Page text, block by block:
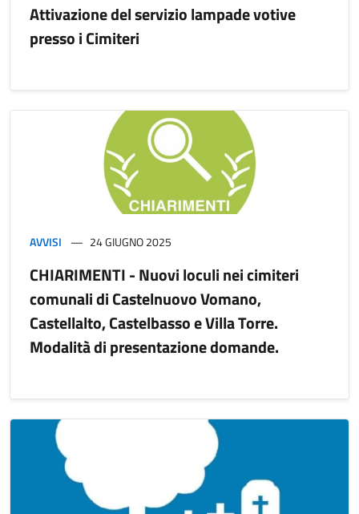
Attivazione del servizio lampade votive
presso i Cimiteri
AVVISI 24 GIUGNO 2025
CHIARIMENTI - Nuovi loculi nei cimiteri
comunali di Castelnuovo Vomano,
Castellalto, Castelbasso e Villa Torre.
Modalità di presentazione domande.